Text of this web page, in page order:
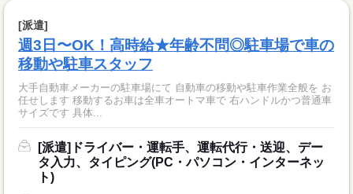
[派遣]
週3日〜OK！高時給★年齢不問◎駐車場で車の
移動や駐車スタッフ
大手自動車メーカーの駐車場にて 自動車の移動や駐車作業全般を お
任せします 移動するお車は全車オートマ車で 右ハンドルかつ普通車
サイズです 具体...
[派遣]ドライバー・運転手、運転代行・送迎、デー
タ入力、タイピング(PC・パソコン・インターネッ
ト)